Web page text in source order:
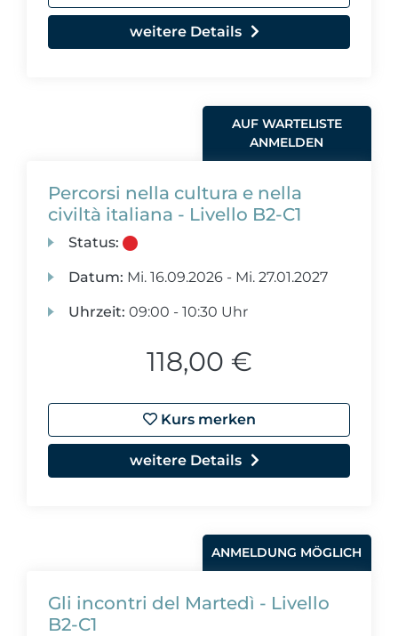
weitere Details
AUF WARTELISTE
ANMELDEN
Percorsi nella cultura e nella
civiltà italiana - Livello B2-C1
Status:
Datum: Mi. 16.09.2026 - Mi. 27.01.2027
Uhrzeit: 09:00 - 10:30 Uhr
118,00 €
Kurs merken
weitere Details
ANMELDUNG MÖGLICH
Gli incontri del Martedì - Livello
B2-C1